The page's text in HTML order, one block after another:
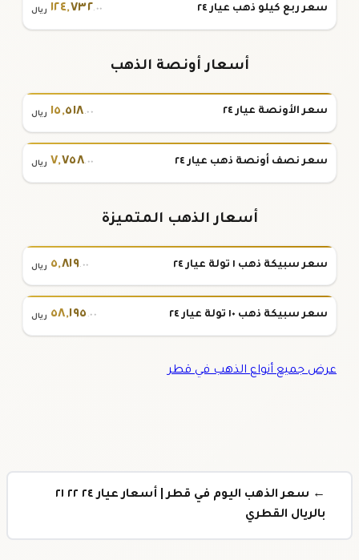
سعر ربع كيلو ذهب عيار ٢٤ ١٢٤,٧٣٢.٠٠ ريال
أسعار أونصة الذهب
سعر الأونصة عيار ٢٤ ١٥,٥١٨.٠٠ ريال
سعر نصف أونصة ذهب عيار ٢٤ ٧,٧٥٨.٠٠ ريال
أسعار الذهب المتميزة
سعر سبيكة ذهب ١ تولة عيار ٢٤ ٥,٨١٩.٠٠ ريال
سعر سبيكة ذهب ١٠ تولة عيار ٢٤ ٥٨,١٩٥ .٠٠ ريال
عرض جميع أنواع الذهب في قطر
← سعر الذهب اليوم في قطر | أسعار عيار ٢٤ ٢٢ ٢١
بالريال القطري